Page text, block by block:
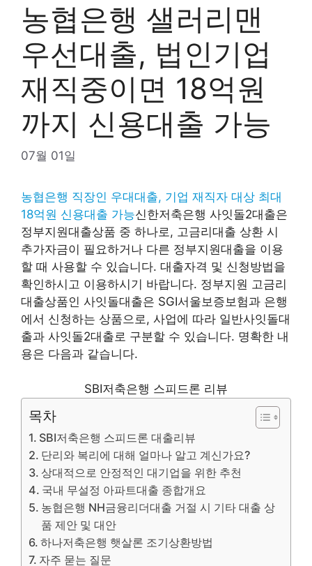
농협은행 샐러리맨
우선대출, 법인기업
재직중이면 18억원
까지 신용대출 가능
07월 01일
농협은행 직장인 우대대출, 기업 재직자 대상 최대
18억원 신용대출 가능신한저축은행 사잇돌2대출은
정부지원대출상품 중 하나로, 고금리대출 상환 시
추가자금이 필요하거나 다른 정부지원대출을 이용
할 때 사용할 수 있습니다. 대출자격 및 신청방법을
확인하시고 이용하시기 바랍니다. 정부지원 고금리
대출상품인 사잇돌대출은 SGI서울보증보험과 은행
에서 신청하는 상품으로, 사업에 따라 일반사잇돌대
출과 사잇돌2대출로 구분할 수 있습니다. 명확한 내
용은 다음과 같습니다.
SBI저축은행 스피드론 리뷰
목차
SBI저축은행 스피드론 대출리뷰
단리와 복리에 대해 얼마나 알고 계신가요?
상대적으로 안정적인 대기업을 위한 추천
국내 무설정 아파트대출 종합개요
농협은행 NH금융리더대출 거절 시 기타 대출 상
품 제안 및 대안
하나저축은행 햇살론 조기상환방법
자주 묻는 질문